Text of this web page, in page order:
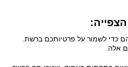
כדי לשמור על פרטיותכם ברשת.
אלה.